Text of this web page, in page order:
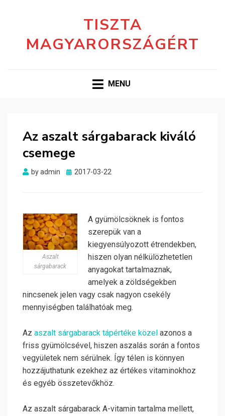
TISZTA
MAGYARORSZÁGÉRT
MENU
Az aszalt sárgabarack kiváló
csemege
byadmin
Posted
2017-03-22
Aszalt
sárgabarack
A gyümölcsöknek is fontos
szerepük van a
kiegyensúlyozott étrendekben,
hiszen olyan nélkülözhetetlen
anyagokat tartalmaznak,
amelyek a zöldségekben
nincsenek jelen vagy csak nagyon csekély
mennyiségben találhatóak meg.
Az aszalt sárgabarack tápértéke közel azonos a
friss gyümölcsével, hiszen aszalás során a fontos
vegyületek nem sérülnek. Így télen is könnyen
hozzájuthatunk ezekhez az értékes vitaminokhoz
és egyéb összetevőkhöz.
Az aszalt sárgabarack A-vitamin tartalma mellett,